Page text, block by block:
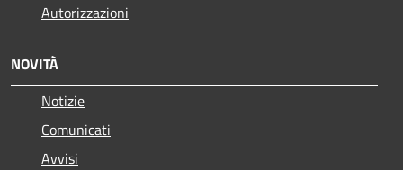
Autorizzazioni
NOVITÀ
Notizie
Comunicati
Avvisi